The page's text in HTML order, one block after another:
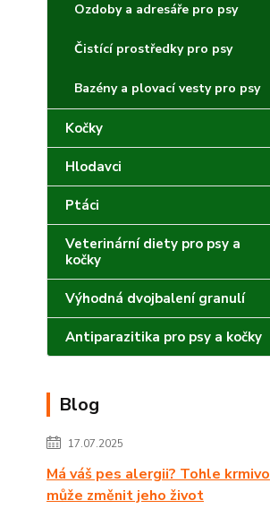
Ozdoby a adresáře pro psy
Čistící prostředky pro psy
Bazény a plovací vesty pro psy
Kočky
Hlodavci
Ptáci
Veterinární diety pro psy a
kočky
Výhodná dvojbalení granulí
Antiparazitika pro psy a kočky
Blog
17.07.2025
Má váš pes alergii? Tohle krmivo
může změnit jeho život